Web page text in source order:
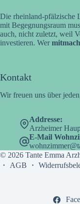
Die rheinland-pfälzische
mit Begegnungsraum
auch, nicht zuletzt, weil
investieren. Wer
Kontakt
Wir freuen uns über
Addresse:
Arzheimer
E-Mail
© 2026 Tante Emma
・ AGB ・